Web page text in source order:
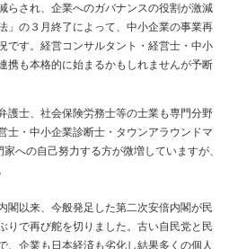
され、企業へのガバナンスの役割が激減
」の３月終了によって、中小企業の事業再
です。経営コンサルタント・経営士・中小
携も本格的に始まるかもしれませんが予断
士、社会保険労務士等の士業も専門分野
士・中小企業診断士・タウンアラウンドマ
への自己努力する方が微増していますが、
以来、今般発足した第二次安倍内閣が民
りで再び舵を切りました。古い自民党と民
、企業も日本経済も劣化し結果多くの個人